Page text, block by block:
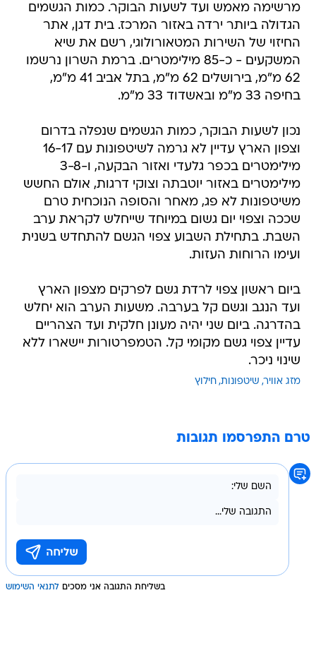
מרשימה מאמש ועד לשעות הבוקר. כמות הגשמים
הגדולה ביותר ירדה באזור המרכז. בית דגן, אתר
החיזוי של השירות המטאורולוגי, רשם את שיא
המשקעים - כ-85 מילימטרים. ברמת השרון נרשמו
62 מ"מ, בירושלים 62 מ"מ, בתל אביב 41 מ"מ,
בחיפה 33 מ"מ ובאשדוד 33 מ"מ.
נכון לשעות הבוקר, כמות הגשמים שנפלה בדרום
וצפון הארץ עדיין לא גרמה לשיטפונות עם 16-17
מילימטרים בכפר גלעדי ואזור הבקעה, ו-3-8
מילימטרים באזור יוטבתה וצוקי דרגות, אולם החשש
משיטפונות לא פג, מאחר והסופה הנוכחית טרם
שככה וצפוי יום גשום במיוחד שייחלש לקראת ערב
השבת. בתחילת השבוע צפוי הגשם להתחדש בשנית
ועימו הרוחות העזות.
ביום ראשון צפוי לרדת גשם לפרקים מצפון הארץ
ועד הנגב וגשם קל בערבה. משעות הערב הוא יחלש
בהדרגה. ביום שני יהיה מעונן חלקית ועד הצהריים
עדיין צפוי גשם מקומי קל. הטמפרטורות יישארו ללא
שינוי ניכר.
מזג אוויר שיטפונות חילוץ
טרם התפרסמו תגובות
בשליחת התגובה אני מסכים לתנאי השימוש